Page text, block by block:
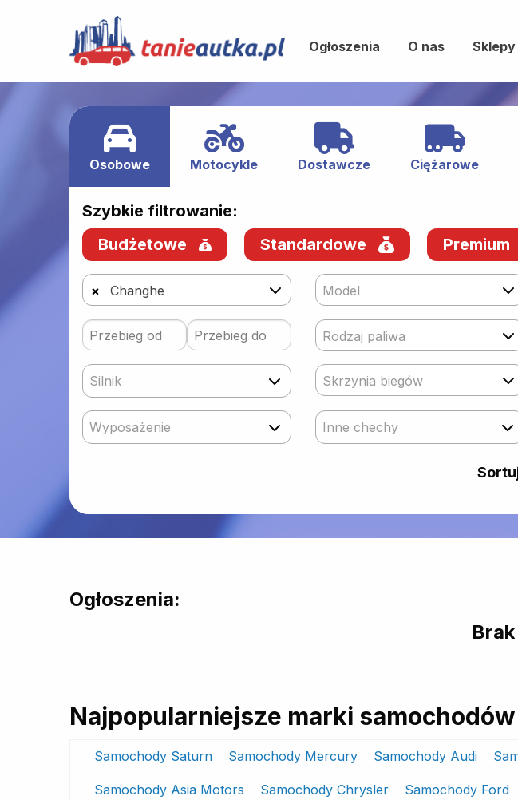
Ogłoszenia O nas
Osobowe Motocykle Dostawcze Ciężarowe
Szybkie filtrowanie:
Budżetowe
Standardowe Premium
× Changhe Model
Rodzaj paliwa
Silnik Skrzynia biegów
Wyposażenie Inne chechy
Ogłoszenia:
Najpopularniejsze marki
Samochody Saturn Samochody Mercury Samochody Audi
Samochody Asia Motors Samochody Chrysler Samochody Ford